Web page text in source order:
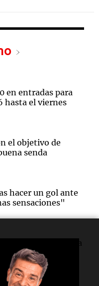
en entradas para
hasta el viernes
el objetivo de
senda
hacer un gol ante
sensaciones"
tras la denuncia
errores